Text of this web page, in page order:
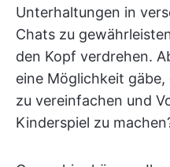
Unterhaltungen in
Chats zu
den Kopf verdrehen.
eine Möglichkeit
zu vereinfachen und
Kinderspiel zu